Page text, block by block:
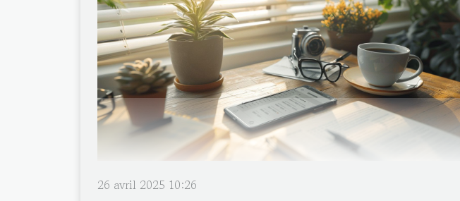
26 avril 2025 10:26